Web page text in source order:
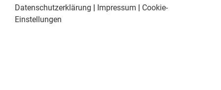
Datenschutzerklärung | Impressum | Cookie-
Einstellungen